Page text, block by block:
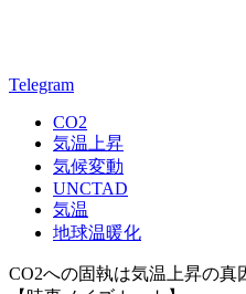
Telegram
CO2
気温上昇
気候変動
UNCTAD
気温
地球温暖化
CO2への固執は気温上昇の真